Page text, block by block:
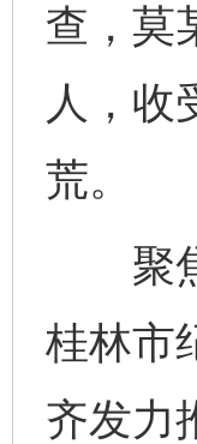
查，莫
人，收
荒。
聚焦
桂林市
齐发力